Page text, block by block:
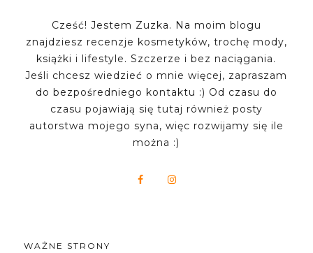
Cześć! Jestem Zuzka. Na moim blogu
znajdziesz recenzje kosmetyków, trochę mody,
książki i lifestyle. Szczerze i bez naciągania.
Jeśli chcesz wiedzieć o mnie więcej, zapraszam
do bezpośredniego kontaktu :) Od czasu do
czasu pojawiają się tutaj również posty
autorstwa mojego syna, więc rozwijamy się ile
można :)
WAŻNE STRONY